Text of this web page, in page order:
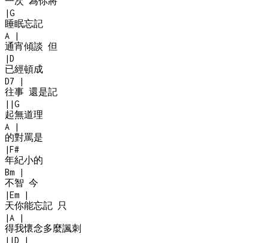
|G
睡眠忘記
A
|
通宵傾談 但
|D
已經頓成
D7
|
往事 還是記
| |G
起無道理
A
|
的對罵是
|F#
年紀小的
Bm
|
不智 今
|Em
|
天你能忘記 只
|A
|
得我懷念多麼諷刺
| |D
|